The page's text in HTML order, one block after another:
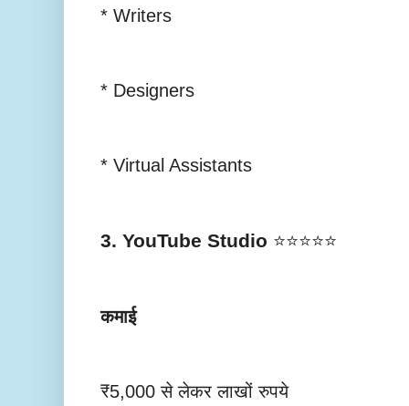
* Writers
* Designers
* Virtual Assistants
3. YouTube Studio ⭐⭐⭐⭐⭐
कमाई
₹5,000 से लेकर लाखों रुपये